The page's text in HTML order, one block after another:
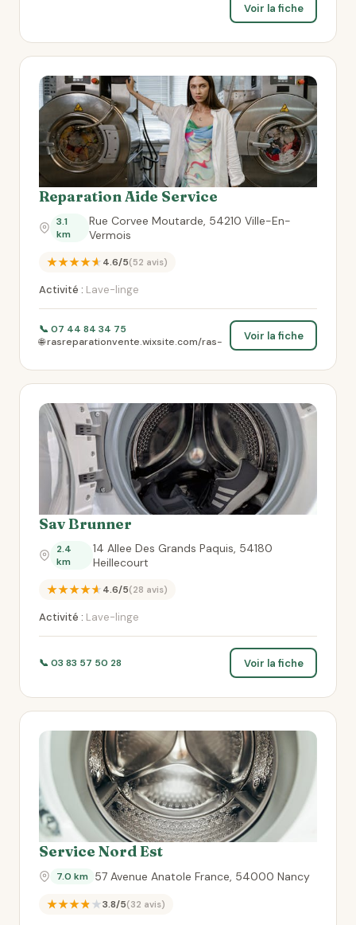
Voir la fiche
Reparation Aide Service
3.1
km
Rue Corvee Moutarde, 54210 Ville-En-
Vermois
★★★★★4.6/5(52 avis)
Activité : Lave-linge
📞 07 44 84 34 75
🌐 rasreparationvente.wixsite.com/ras-
Voir la fiche
Sav Brunner
2.4
km
14 Allee Des Grands Paquis, 54180
Heillecourt
★★★★★4.6/5(28 avis)
Activité : Lave-linge
📞 03 83 57 50 28 Voir la fiche
Service Nord Est
7.0 km 57 Avenue Anatole France, 54000 Nancy
★★★★★3.8/5(32 avis)